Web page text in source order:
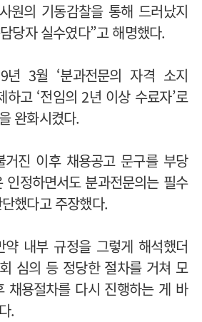
원의 기동감찰을 통해 드러났지
당자 실수였다”고 해명했다.
년 3월 ‘분과전문의 자격 소지
하고 ‘전임의 2년 이상 수료자’로
완화시켰다.
거진 이후 채용공고 문구를 부당
인정하면서도 분과전문의는 필수
했다고 주장했다.
약 내부 규정을 그렇게 해석했더
심의 등 정당한 절차를 거쳐 모
채용절차를 다시 진행하는 게 바
.